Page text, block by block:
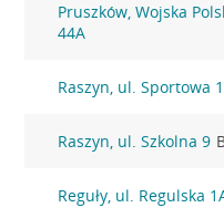
Pruszków, Wojska
44A
Raszyn, ul. Sportowa 1
Raszyn, ul. Szkolna 9
Reguły, ul. Regulska